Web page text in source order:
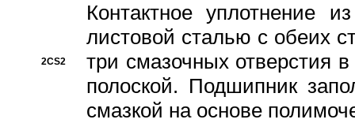
2CS2
Контактное уплотнение
листовой сталью с обеих
три смазочных отверстия
полоской. Подшипник
смазкой на основе